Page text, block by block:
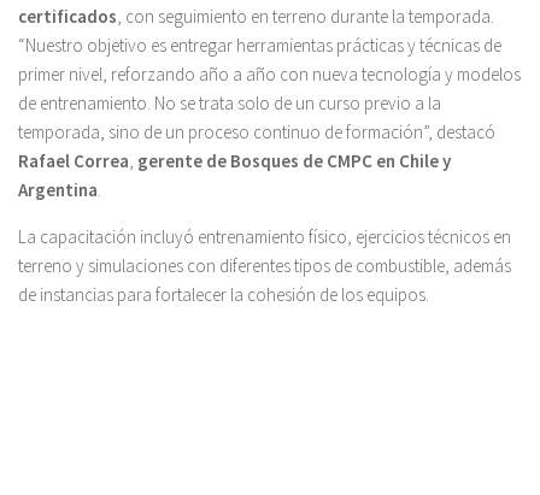
certificados , con seguimiento en terreno durante la temporada.
“Nuestro objetivo es entregar herramientas prácticas y técnicas de
primer nivel, reforzando año a año con nueva tecnología y modelos
de entrenamiento. No se trata solo de un curso previo a la
temporada, sino de un proceso continuo de formación”, destacó
Rafael Correa gerente de Bosques de CMPC en Chile y
Argentina
La capacitación incluyó entrenamiento físico, ejercicios técnicos en
terreno y simulaciones con diferentes tipos de combustible, además
de instancias para fortalecer la cohesión de los equipos.